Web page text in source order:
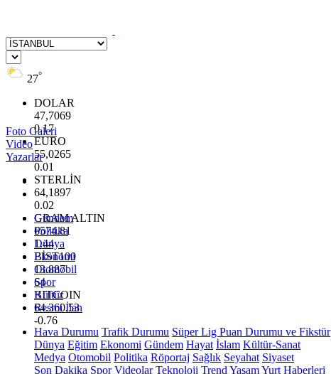
27°
DOLAR
47,7069
0.17
EURO
55,0265
0.01
STERLİN
64,1897
0.02
GRAM ALTIN
6574.81
1.44
BİST100
13.887
64
BITCOIN
64.360,53
-0.76
Foto Galeri
Video
Yazarlar
Gündem
Politika
Dünya
Ekonomi
Otomobil
Spor
Kültür
Resmi İlan
Hava Durumu Trafik Durumu Süper Lig Puan Durumu ve Fikstür
Dünya Eğitim Ekonomi Gündem Hayat İslam Kültür-Sanat
Medya Otomobil Politika Röportaj Sağlık Seyahat Siyaset
Son Dakika Spor Videolar Teknoloji Trend YaşamYurt Haberleri